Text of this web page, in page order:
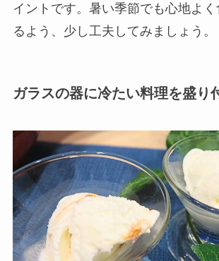
イントです。暑い季節でも心地よ
るよう、少し工夫してみましょう。
ガラスの器に冷たい料理を盛り